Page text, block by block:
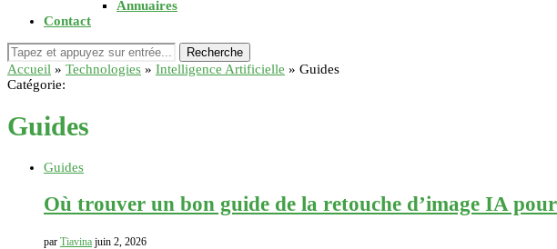
Annuaires
Contact
Recherche
Accueil » Technologies » Intelligence Artificielle » Guides
Catégorie:
Guides
Guides
Où trouver un bon guide de la retouche d’image IA
par Tiavina juin 2, 2026